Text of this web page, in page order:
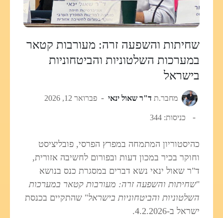
שחיתות והשפעה זרה: מעורבות קטאר
במערכות השלטוניות והביטחוניות
בישראל
מחבר.ת ד"ר שאול ינאי פברואר 12, 2026
כניסות: 344
כהיסטוריון המתמחה במפרץ הפרסי, פובליציסט
וחוקר בכיר במכון דעות ובפורום לחשיבה אזורית,
ד"ר שאול ינאי נשא דברים במסגרת כנס בנושא
"שחיתות והשפעה זרה: מעורבות קטאר במערכות
השלטוניות והביטחוניות בישראל" שהתקיים בכנסת
ישראל ב-4.2.2026.